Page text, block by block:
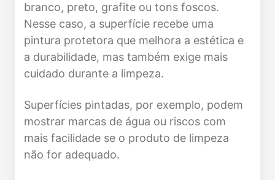
branco, preto, grafite ou tons foscos.
Nesse caso, a superfície recebe uma
pintura protetora que melhora a estética e
a durabilidade, mas também exige mais
cuidado durante a limpeza.
Superfícies pintadas, por exemplo, podem
mostrar marcas de água ou riscos com
mais facilidade se o produto de limpeza
não for adequado.